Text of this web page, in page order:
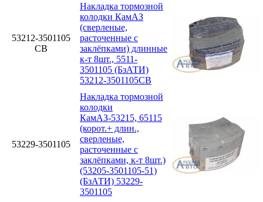
53212-3501105
СВ
Накладка тормозной
колодки КамАЗ
(сверленые,
расточенные с
заклёпками) длинные
к-т 8шт., 5511-
3501105 (БзАТИ)
53212-3501105СВ
53229-3501105
Накладка тормозной
колодки
КамАЗ-53215, 65115
(корот.+ длин.,
сверленые,
расточенные с
заклёпками, к-т 8шт.)
(53205-3501105-51)
(БзАТИ) 53229-
3501105